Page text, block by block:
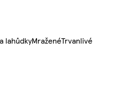
lahůdkyMraženéTrvanlivé